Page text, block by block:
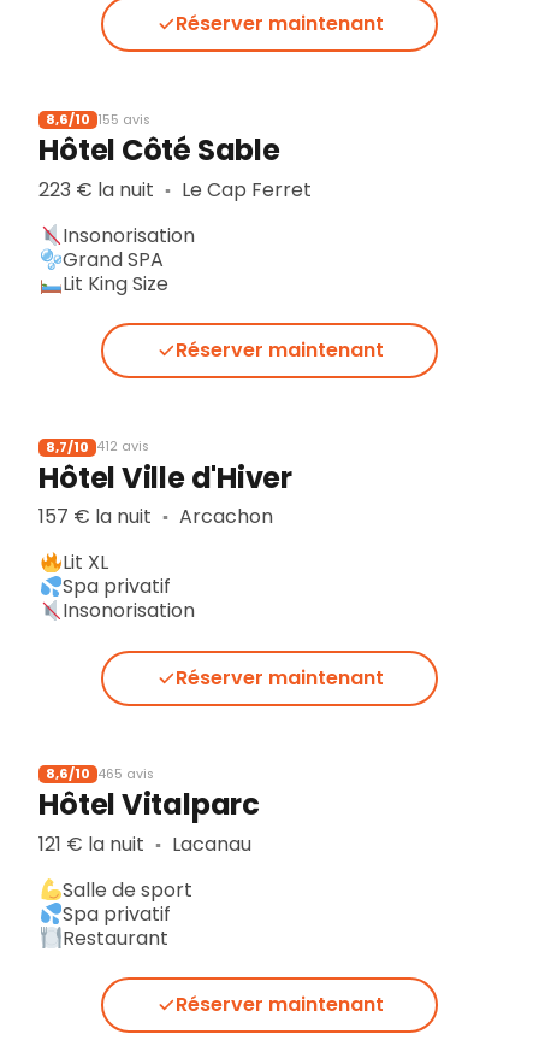
Réserver maintenant
8,6/10 155 avis
Hôtel Côté Sable
223 € la nuit ▪︎ Le Cap Ferret
Insonorisation
Grand SPA
Lit King Size
Réserver maintenant
8,7/10 412 avis
Hôtel Ville d'Hiver
157 € la nuit ▪︎ Arcachon
Lit XL
Spa privatif
Insonorisation
Réserver maintenant
8,6/10 465 avis
Hôtel Vitalparc
121 € la nuit ▪︎ Lacanau
Salle de sport
Spa privatif
Restaurant
Réserver maintenant